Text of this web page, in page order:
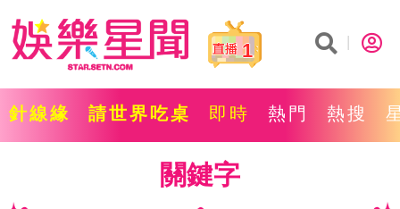
1
針線緣 請世界吃桌 即時 熱門 熱搜
關鍵字